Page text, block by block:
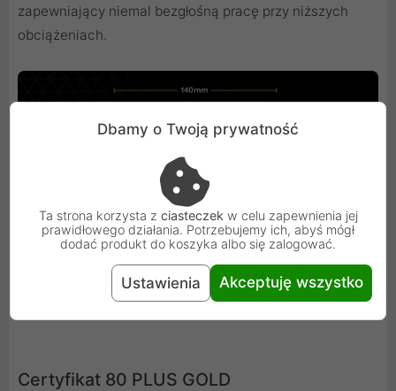
zapewniający niemal bezgłośną pracę przy niższych
obciążeniach.
Certyfikat 80 PLUS GOLD
Dbamy o Twoją prywatność
Ta strona korzysta z ciasteczek w celu zapewnienia jej
prawidłowego działania. Potrzebujemy ich, abyś mógł
dodać produkt do koszyka albo się zalogować.
Ustawienia Akceptuję wszystko